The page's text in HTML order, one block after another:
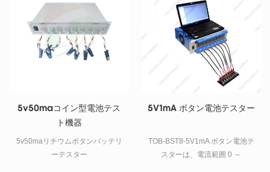
充電式バッテリーおよびバッテ
リー内の内部抵抗をテストでき
るバッテリー総合テスターです
パック。また、スチールシェ
ル、アルミニウムシェル、フレ
す。 （携帯電話のバッテリー、
トランシーバーのバッテリー、
デジタル製品のバッテリー、マ
イナーランプ、リチウムバッテ
5v50maコイン型電池テス
ト機器
5v50maリチウムボタンバッテリ
ーテスター
5V1mA ボタン電池テスター
TOB-BST8-5V1mA ボタン電池テ
スターは、電流範囲 0 ～